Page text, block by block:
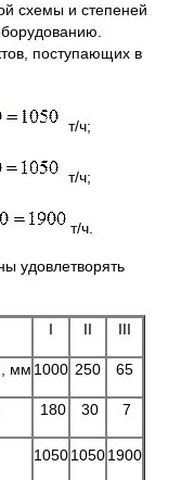
схемы и степеней
поступающих в
т/ч;
т/ч;
т/ч.
удовлетворять
I II III
мм 1000 250 65
180 30 7
105010501900